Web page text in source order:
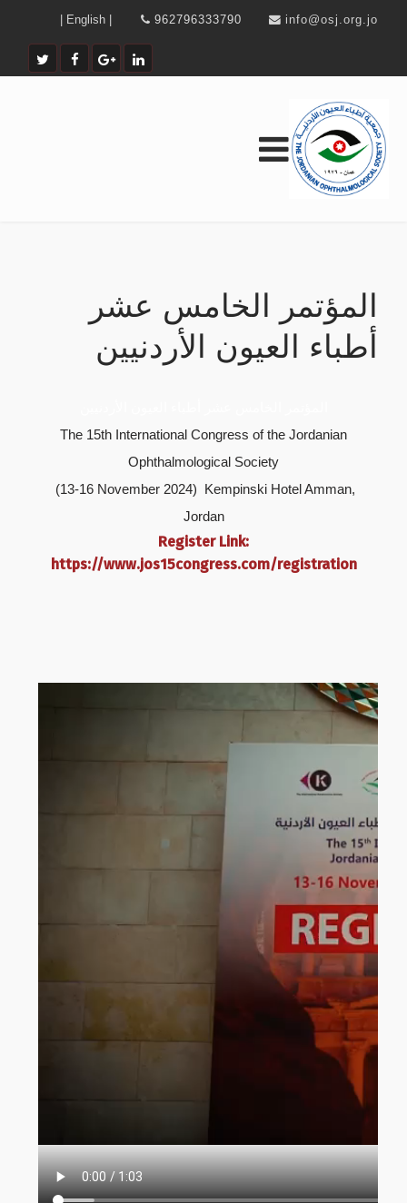
962796333790 info@osj.org.jo
المؤتمر الخامس عشر
أطباء العيون الأردنيين
The 15th International Congress of the Jordanian
Ophthalmological Society
(13-16 November 2024) Kempinski Hotel Amman,
Jordan
Register Link:
https://www.jos15congress.com/registration